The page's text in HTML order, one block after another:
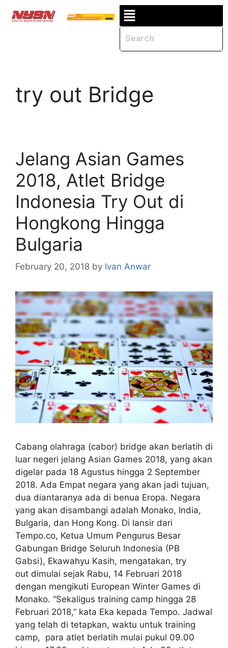
try out Bridge
Jelang Asian Games
2018, Atlet Bridge
Indonesia Try Out di
Hongkong Hingga
Bulgaria
February 20, 2018 by Ivan Anwar
Cabang olahraga (cabor) bridge akan berlatih di
luar negeri jelang Asian Games 2018, yang akan
digelar pada 18 Agustus hingga 2 September
2018. Ada Empat negara yang akan jadi tujuan,
dua diantaranya ada di benua Eropa. Negara
yang akan disambangi adalah Monako, India,
Bulgaria, dan Hong Kong. Di lansir dari
Tempo.co, Ketua Umum Pengurus Besar
Gabungan Bridge Seluruh Indonesia (PB
Gabsi), Ekawahyu Kasih, mengatakan, try
out dimulai sejak Rabu, 14 Februari 2018
dengan mengikuti European Winter Games di
Monako. “Sekaligus training camp hingga 28
Februari 2018,” kata Eka kepada Tempo. Jadwal
yang telah di tetapkan, waktu untuk training
camp, para atlet berlatih mulai pukul 09.00